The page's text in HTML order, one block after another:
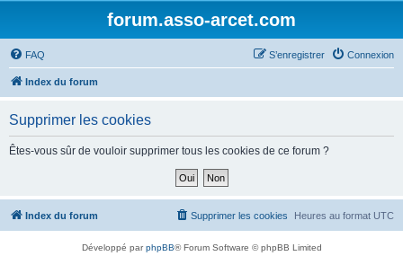
forum.asso-arcet.com
FAQ Connexion
S’enregistrer
Index du forum
Supprimer les cookies
Êtes-vous sûr de vouloir supprimer tous les cookies de ce forum ?
Index du forum Heures au format UTC
Supprimer les cookies
Développé parphpBB® Forum Software © phpBB Limited